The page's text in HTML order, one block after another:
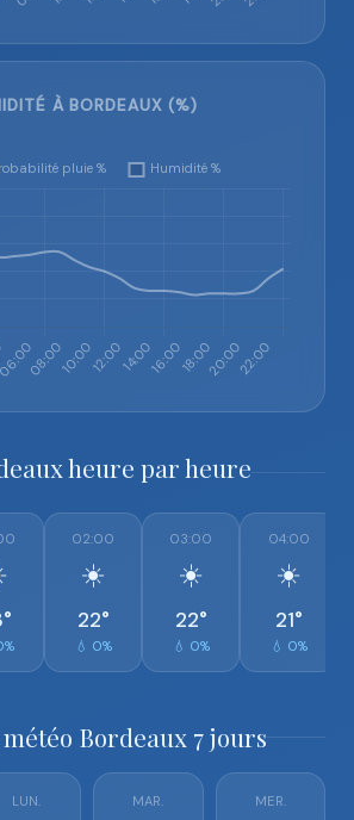
À BORDEAUX (%)
heure par heure
02:00
☀️
22°
💧 0%
03:00
☀️
22°
💧 0%
04:00
☀️
21°
💧 0%
Bordeaux 7 jours
LUN. MAR. MER.